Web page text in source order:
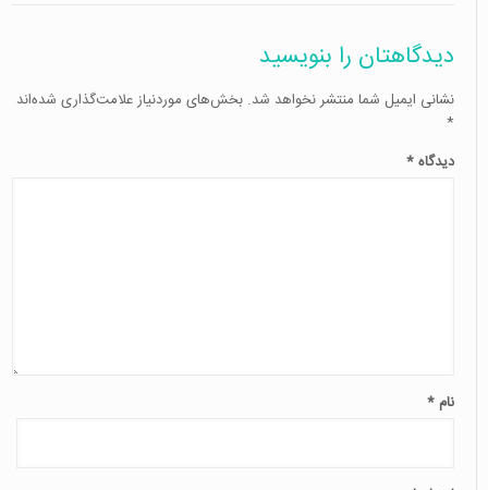
دیدگاهتان را بنویسید
نشانی ایمیل شما منتشر نخواهد شد. بخش‌های موردنیاز علامت‌گذاری شده‌اند
*
دیدگاه*
نام *